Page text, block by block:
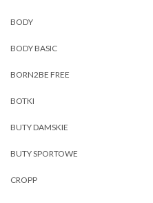
BODY
BODY BASIC
BORN2BE FREE
BOTKI
BUTY DAMSKIE
BUTY SPORTOWE
CROPP